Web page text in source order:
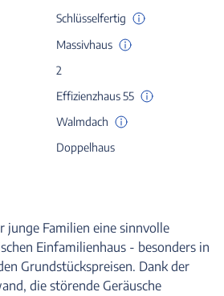
Schlüsselfertig
Massivhaus
2
Effizienzhaus 55
Walmdach
Doppelhaus
junge Familien eine sinnvolle
Einfamilienhaus - besonders in
Grundstückspreisen. Dank der
die störende Geräusche